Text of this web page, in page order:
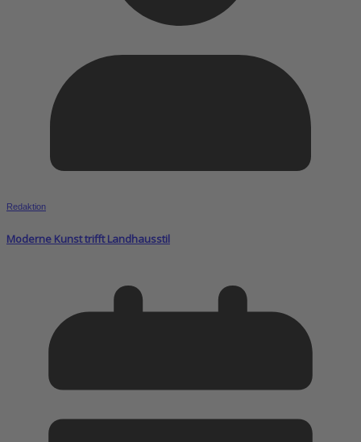
Redaktion
Moderne Kunst trifft Landhausstil